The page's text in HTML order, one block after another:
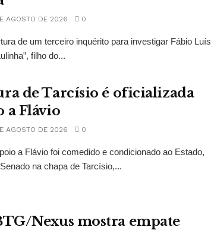
AGOSTO DE 2026 0
de um terceiro inquérito para investigar Fábio Luís
filho do...
de Tarcísio é oficializada
a Flávio
AGOSTO DE 2026 0
a Flávio foi comedido e condicionado ao Estado,
na chapa de Tarcísio,...
Nexus mostra empate